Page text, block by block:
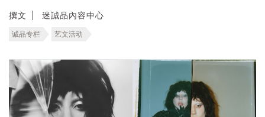
撰文 迷誠品內容中心
诚品专栏 艺文活动